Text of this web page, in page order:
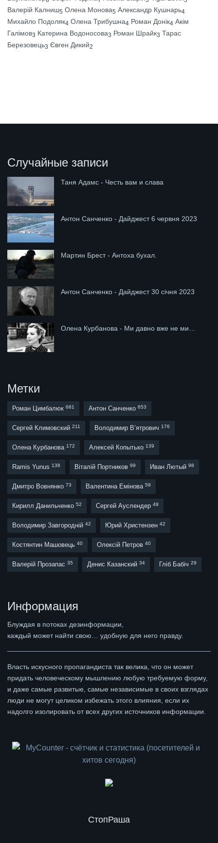
Валерій Калниш5 Олена Монова5 Александр Кушнарь4
Михайло Подоляк4 Олена Трибушна4 Роман Донік4 Акім
Галімов3 Катерина Водоносова3 Роман Шрайк3 Тарас
Березовець3 Євген Дикий2
Случайные записи
Таня Адамс - Честь вам и слава
Антон Санченко - Дайджест 6 червня 2023
Мартин Брест - Антоха бухал.
Антон Санченко - Дайджест 30 січня 2023
Олена Курбанова - Ми давно вже не ми…
Метки
Роман Цимбалюк 681 Антон Санченко 653
Сергей Климовский 211 Володимир В’ятрович 176
Олена Курбанова 172 Алексей Копытько 139
Ramis Yunus 138 Віталій Портников 99 Иван Лютый 98
Дмитро Вовнянко 73 Валентина Емінова 59
Кирилл Данильченко 52 Сергей Ауслендер 49
Володимир Завгородній 42 Юрий Христензен 42
Костянтин Машовець 40 Олексій Петров 40
Валерій Прозапас 35 Денис Казанский 34 Гліб Бабіч 29
Информация
Блуждая в потоках дезинформации,
каждый может найти свою… удобную для него правду.
Власть искусного пропагандиста так велика, что он может
придать человеческому мышлению любую требуемую форму,
и даже самые развитые, самые независимые в своих взглядах
люди не могут целиком избежать этого влияния, если их
надолго изолировать от всех других источников информации.
СтопРаша